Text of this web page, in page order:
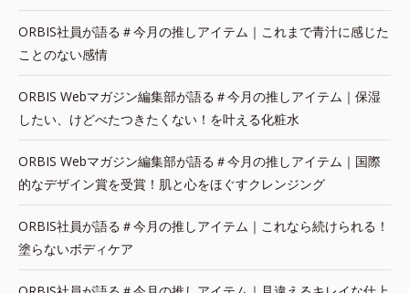
ORBIS社員が語る＃今月の推しアイテム｜これまで青汁に感じた
ことのない感情
ORBIS Webマガジン編集部が語る＃今月の推しアイテム｜保湿
したい、けどべたつきたくない！を叶える化粧水
ORBIS Webマガジン編集部が語る＃今月の推しアイテム｜国際
的なデザイン賞を受賞！肌と心をほぐすクレンジング
ORBIS社員が語る＃今月の推しアイテム｜これなら続けられる！
塗らないボディケア